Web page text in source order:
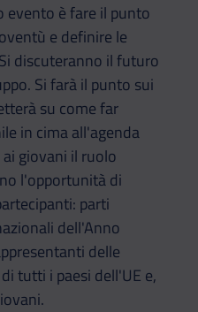
evento è fare il punto
e definire le
discuteranno il futuro
Si farà il punto sui
su come far
in cima all'agenda
giovani il ruolo
l'opportunità di
parti
dell'Anno
delle
tutti i paesi dell'UE e,